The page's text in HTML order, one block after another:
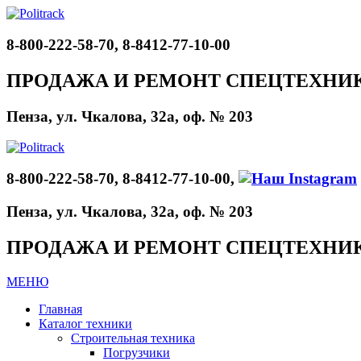
8-800-222-58-70, 8-8412-77-10-00
ПРОДАЖА И РЕМОНТ
Пенза, ул. Чкалова, 32а, оф. № 203
8-800-222-58-70, 8-8412-77-10-00,
Пенза, ул. Чкалова, 32а, оф. № 203
ПРОДАЖА И РЕМОНТ
МЕНЮ
Главная
Каталог техники
Строительная техника
Погрузчики